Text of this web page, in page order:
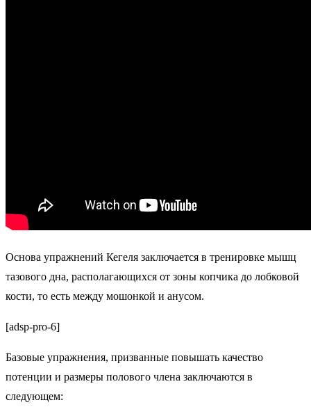
Основа упражнений Кегеля заключается в тренировке мышц
тазового дна, располагающихся от зоны копчика до лобковой
кости, то есть между мошонкой и анусом.
[adsp-pro-6]
Базовые упражнения, призванные повышать качество
потенции и размеры полового члена заключаются в
следующем: